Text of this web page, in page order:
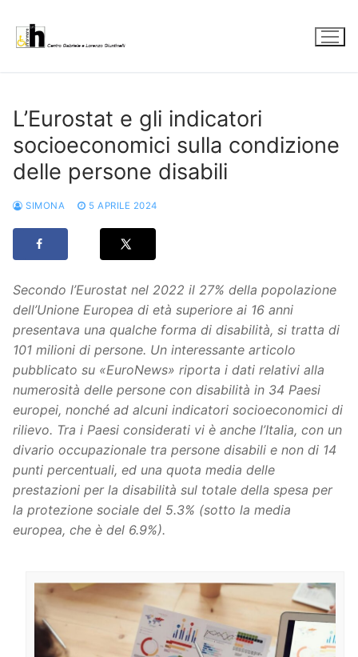
contenuto
L’Eurostat e gli indicatori
socioeconomici sulla condizione
delle persone disabili
SIMONA 5 APRILE 2024
Secondo l’Eurostat nel 2022 il 27% della popolazione
dell’Unione Europea di età superiore ai 16 anni
presentava una qualche forma di disabilità, si tratta di
101 milioni di persone. Un interessante articolo
pubblicato su «EuroNews» riporta i dati relativi alla
numerosità delle persone con disabilità in 34 Paesi
europei, nonché ad alcuni indicatori socioeconomici di
rilievo. Tra i Paesi considerati vi è anche l’Italia, con un
divario occupazionale tra persone disabili e non di 14
punti percentuali, ed una quota media delle
prestazioni per la disabilità sul totale della spesa per
la protezione sociale del 5.3% (sotto la media
europea, che è del 6.9%).